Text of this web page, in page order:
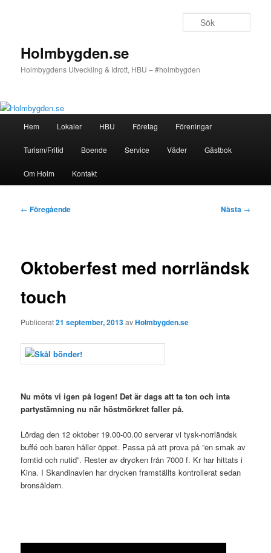
Holmbygden.se
Holmbygdens Utveckling & Idrott, HBU – #holmbygden
Hem Lokaler HBU Företag Föreningar
Turism/Fritid Boende Service Väder Gästbok
Om Holm Kontakt
Inläggsnavigering
← Föregående Nästa →
Oktoberfest med norrländsk
touch
Publicerat21 september, 2013avHolmbygden.se
Nu möts vi igen på logen! Det är dags att ta ton och inta
partystämning nu när höstmörkret faller på.
Lördag den 12 oktober 19.00-00.00 serverar vi tysk-norrländsk
buffé och baren håller öppet. Passa på att prova på ”en smak av
forntid och nutid”. Rester av drycken från 7000 f. Kr har hittats i
Kina. I Skandinavien har drycken framställts kontrollerat sedan
bronsåldern.